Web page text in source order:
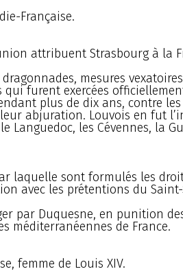
Française.
attribuent Strasbourg à la
mesures
furent exercées
plus de dix ans, contre
abjuration. Louvois en fut
Languedoc, les Cévennes, la
laquelle sont formulés les
avec les prétentions du Saint-
par Duquesne, en punition
méditerranéennes de France.
femme de Louis XIV.